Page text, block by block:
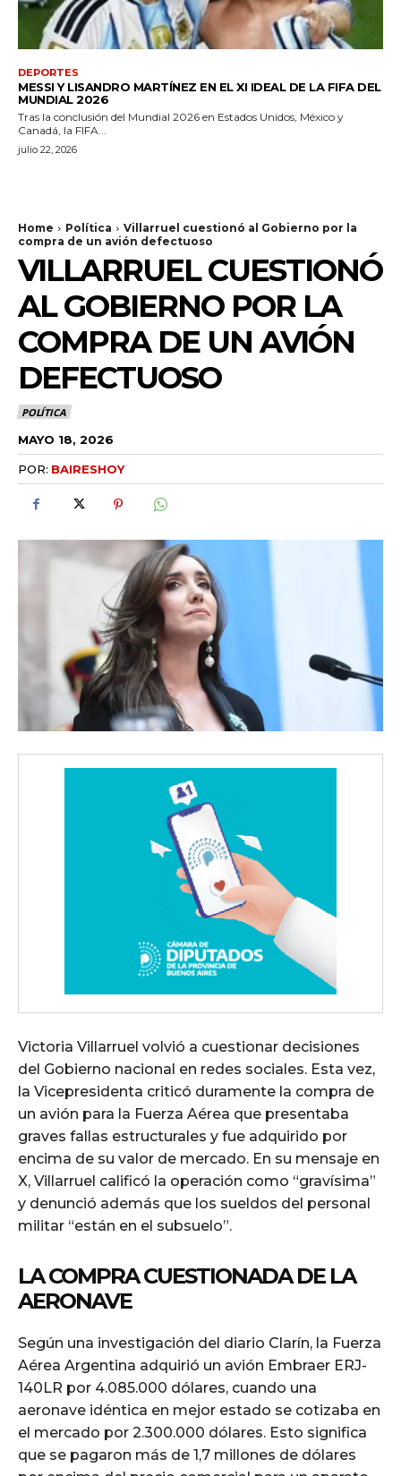
DEPORTES
MESSI Y LISANDRO MARTÍNEZ EN EL XI IDEAL DE LA FIFA DEL
MUNDIAL 2026
Tras la conclusión del Mundial 2026 en Estados Unidos, México y
Canadá, la FIFA...
julio 22, 2026